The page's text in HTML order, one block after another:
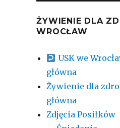
ŻYWIENIE DLA
WROCŁAW
USK we
główna
Żywienie dla
główna
Zdjęcia Posiłków